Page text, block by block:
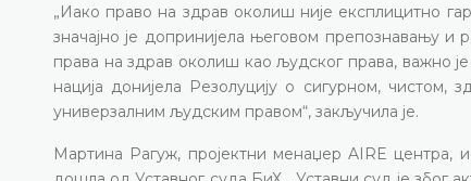
„Иако право на здрав околиш није експлицитно
значајно је допринијела његовом препознавању и
права на здрав околиш као људског права, важно
нација донијела Резолуцију о сигурном,
универзалним људским правом“, закључила је.
Мартина Рагуж, пројектни менаџер AIRE центра,